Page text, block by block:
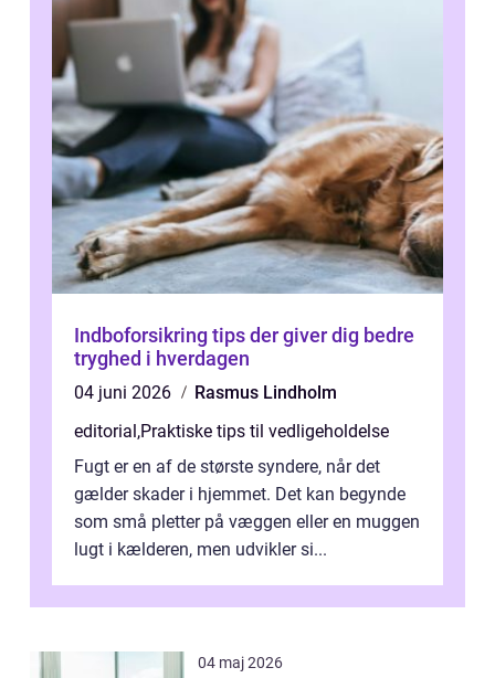
Indboforsikring tips der giver dig bedre
tryghed i hverdagen
04 juni 2026
Rasmus Lindholm
editorial,Praktiske tips til vedligeholdelse
Fugt er en af de største syndere, når det
gælder skader i hjemmet. Det kan begynde
som små pletter på væggen eller en muggen
lugt i kælderen, men udvikler si...
04 maj 2026